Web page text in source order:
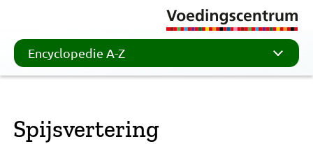
Encyclopedie A-Z
Spijsvertering